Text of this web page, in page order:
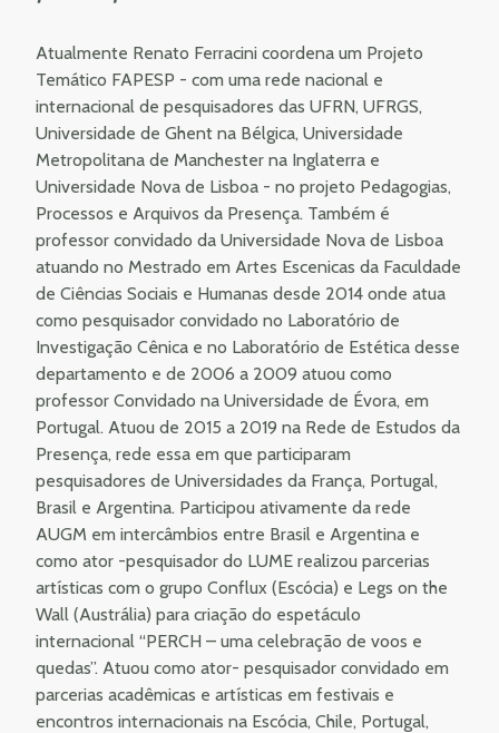
Atualmente Renato Ferracini coordena um Projeto
Temático FAPESP - com uma rede nacional e
internacional de pesquisadores das UFRN, UFRGS,
Universidade de Ghent na Bélgica, Universidade
Metropolitana de Manchester na Inglaterra e
Universidade Nova de Lisboa - no projeto Pedagogias,
Processos e Arquivos da Presença. Também é
professor convidado da Universidade Nova de Lisboa
atuando no Mestrado em Artes Escenicas da Faculdade
de Ciências Sociais e Humanas desde 2014 onde atua
como pesquisador convidado no Laboratório de
Investigação Cênica e no Laboratório de Estética desse
departamento e de 2006 a 2009 atuou como
professor Convidado na Universidade de Évora, em
Portugal. Atuou de 2015 a 2019 na Rede de Estudos da
Presença, rede essa em que participaram
pesquisadores de Universidades da França, Portugal,
Brasil e Argentina. Participou ativamente da rede
AUGM em intercâmbios entre Brasil e Argentina e
como ator -pesquisador do LUME realizou parcerias
artísticas com o grupo Conflux (Escócia) e Legs on the
Wall (Austrália) para criação do espetáculo
internacional “PERCH – uma celebração de voos e
quedas”. Atuou como ator- pesquisador convidado em
parcerias acadêmicas e artísticas em festivais e
encontros internacionais na Escócia, Chile, Portugal,